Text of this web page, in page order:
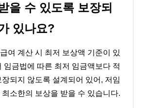
을 수 있도록 보장되
있나요?
여 계산 시 최저 보상액 기준이 있
임금법에 따른 최저 임금액보다 적
되지 않도록 설계되어 있어, 저임
소한의 보상을 받을 수 있습니다.